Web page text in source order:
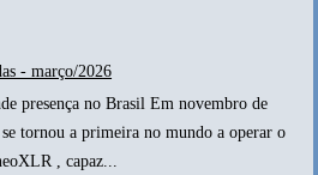
- março/2026
presença no Brasil Em novembro de
tornou a primeira no mundo a operar o
, capaz...